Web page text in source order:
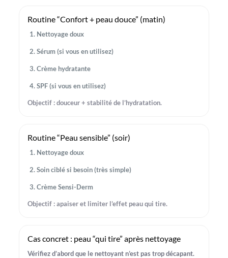
Routine “Confort + peau douce” (matin)
Nettoyage doux
Sérum (si vous en utilisez)
Crème hydratante
SPF (si vous en utilisez)
Objectif : douceur + stabilité de l’hydratation.
Routine “Peau sensible” (soir)
Nettoyage doux
Soin ciblé si besoin (très simple)
Crème Sensi-Derm
Objectif : apaiser et limiter l’effet peau qui tire.
Cas concret : peau “qui tire” après nettoyage
Vérifiez d’abord que le nettoyant n’est pas trop décapant.